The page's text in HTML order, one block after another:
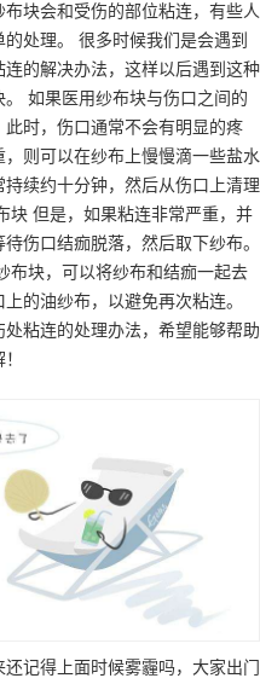
块会和受伤的部位粘连，有些人
处理。 很多时候我们是会遇到
的解决办法，这样以后遇到这种
如果医用纱布块与伤口之间的
时，伤口通常不会有明显的疼
则可以在纱布上慢慢滴一些盐水
续约十分钟，然后从伤口上清理
块 但是，如果粘连非常严重，并
伤口结痂脱落，然后取下纱布。
布块，可以将纱布和结痂一起去
的油纱布，以避免再次粘连。
粘连的处理办法，希望能够帮助
记得上面时候雾霾吗，大家出门